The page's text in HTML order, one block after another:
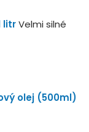
litrVelmi silné
olej (500ml)